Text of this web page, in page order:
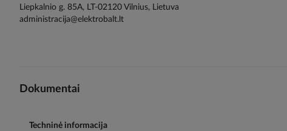
Liepkalnio g. 85A, LT-02120 Vilnius, Lietuva
administracija@elektrobalt.lt
Dokumentai
Techninė informacija